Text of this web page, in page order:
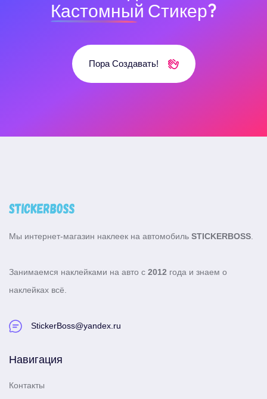
Кастомный Стикер?
Пора Создавать!
Мы интернет-магазин наклеек на автомобиль STICKERBOSS
Занимаемся наклейками на авто с 2012 года и знаем о
наклейках всё.
StickerBoss@yandex.ru
Навигация
Контакты